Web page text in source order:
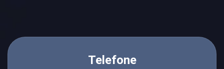
Telefone